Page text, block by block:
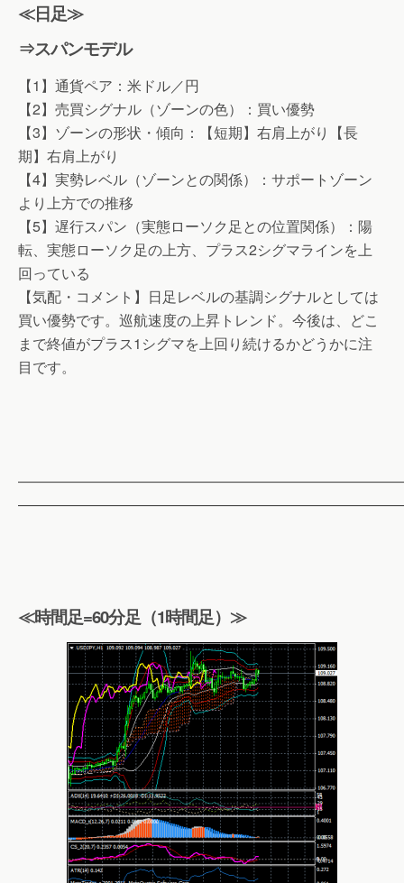
≪日足≫
⇒スパンモデル
【1】通貨ペア：米ドル／円
【2】売買シグナル（ゾーンの色）：買い優勢
【3】ゾーンの形状・傾向：【短期】右肩上がり【長
期】右肩上がり
【4】実勢レベル（ゾーンとの関係）：サポートゾーン
より上方での推移
【5】遅行スパン（実態ローソク足との位置関係）：陽
転、実態ローソク足の上方、プラス2シグマラインを上
回っている
【気配・コメント】日足レベルの基調シグナルとしては
買い優勢です。巡航速度の上昇トレンド。今後は、どこ
まで終値がプラス1シグマを上回り続けるかどうかに注
目です。
≪時間足=60分足（1時間足）≫